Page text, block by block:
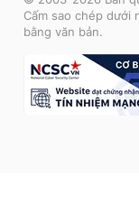
Cấm sao chép dưới
bằng văn bản.